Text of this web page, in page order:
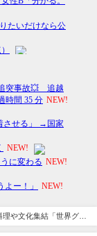
や文化集結「世界グル